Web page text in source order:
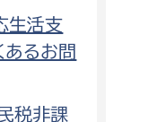
生活支
あるお問
税非課